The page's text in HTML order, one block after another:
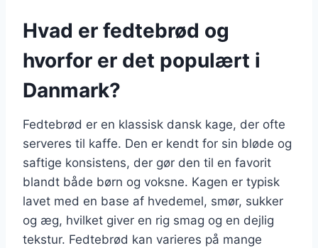
Hvad er fedtebrød og
hvorfor er det populært i
Danmark?
Fedtebrød er en klassisk dansk kage, der ofte
serveres til kaffe. Den er kendt for sin bløde og
saftige konsistens, der gør den til en favorit
blandt både børn og voksne. Kagen er typisk
lavet med en base af hvedemel, smør, sukker
og æg, hvilket giver en rig smag og en dejlig
tekstur. Fedtebrød kan varieres på mange